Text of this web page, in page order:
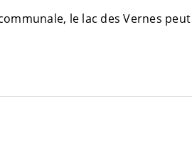
le lac des Vernes